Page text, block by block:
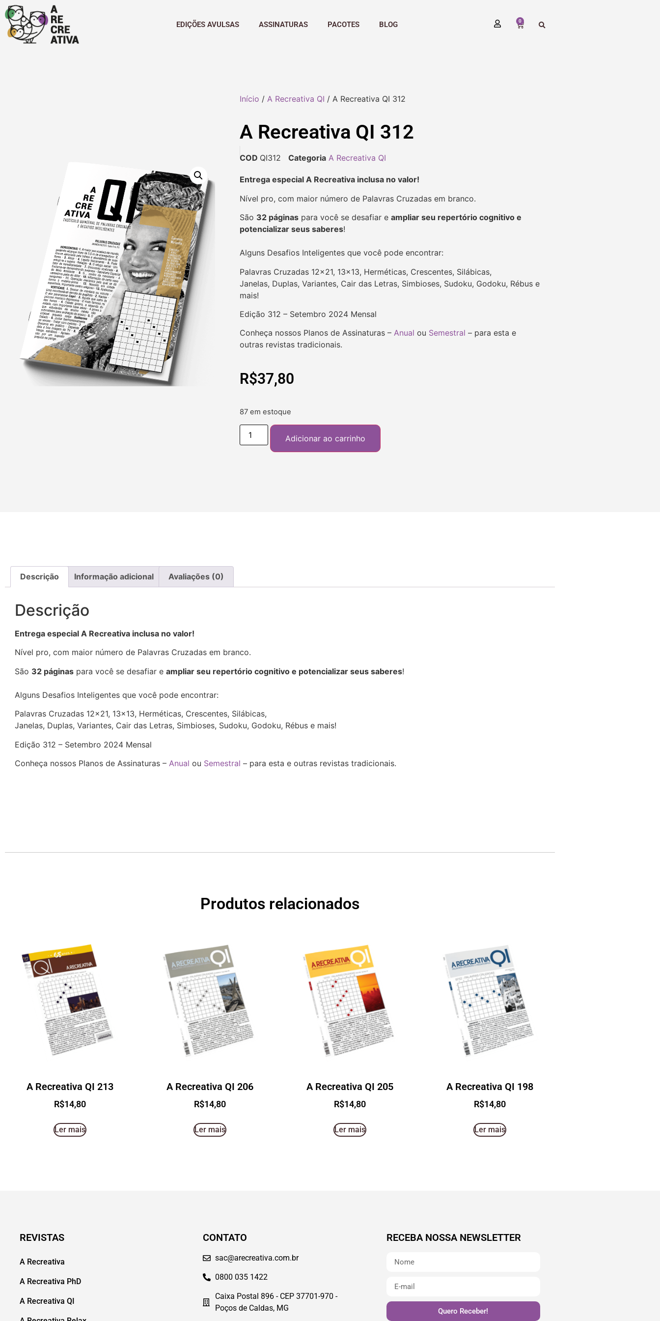
EDIÇÕES AVULSAS ASSINATURAS PACOTES BLOG 0
Início / A Recreativa QI / A Recreativa QI 312
A Recreativa QI 312
COD QI312 Categoria A Recreativa QI
Entrega especial A Recreativa inclusa no valor!
Nível pro, com maior número de Palavras Cruzadas em branco.
São 32 páginas para você se desafiar e ampliar seu repertório cognitivo e
potencializar seus saberes!
Alguns Desafios Inteligentes que você pode encontrar:
Palavras Cruzadas 12×21, 13×13, Herméticas, Crescentes, Silábicas,
Janelas, Duplas, Variantes, Cair das Letras, Simbioses, Sudoku, Godoku, Rébus e
mais!
Edição 312 – Setembro 2024 Mensal
Conheça nossos Planos de Assinaturas – Anual ou Semestral – para esta e
outras revistas tradicionais.
R$37,80
87 em estoque
Adicionar ao carrinho
Descrição Informação adicional Avaliações (0)
Descrição
Entrega especial A Recreativa inclusa no valor!
Nível pro, com maior número de Palavras Cruzadas em branco.
São 32 páginas para você se desafiar e ampliar seu repertório cognitivo e potencializar seus saberes!
Alguns Desafios Inteligentes que você pode encontrar:
Palavras Cruzadas 12×21, 13×13, Herméticas, Crescentes, Silábicas,
Janelas, Duplas, Variantes, Cair das Letras, Simbioses, Sudoku, Godoku, Rébus e mais!
Edição 312 – Setembro 2024 Mensal
Conheça nossos Planos de Assinaturas – Anual ou Semestral – para esta e outras revistas tradicionais.
Produtos relacionados
A Recreativa QI 213
R$14,80
Ler mais
A Recreativa QI 206
R$14,80
Ler mais
A Recreativa QI 205
R$14,80
Ler mais
A Recreativa QI 198
R$14,80
Ler mais
REVISTAS
A Recreativa
A Recreativa PhD
A Recreativa QI
CONTATO
sac@arecreativa.com.br
0800 035 1422
Caixa Postal 896 - CEP 37701-970 -
Poços de Caldas, MG
RECEBA NOSSA NEWSLETTER
Quero Receber!